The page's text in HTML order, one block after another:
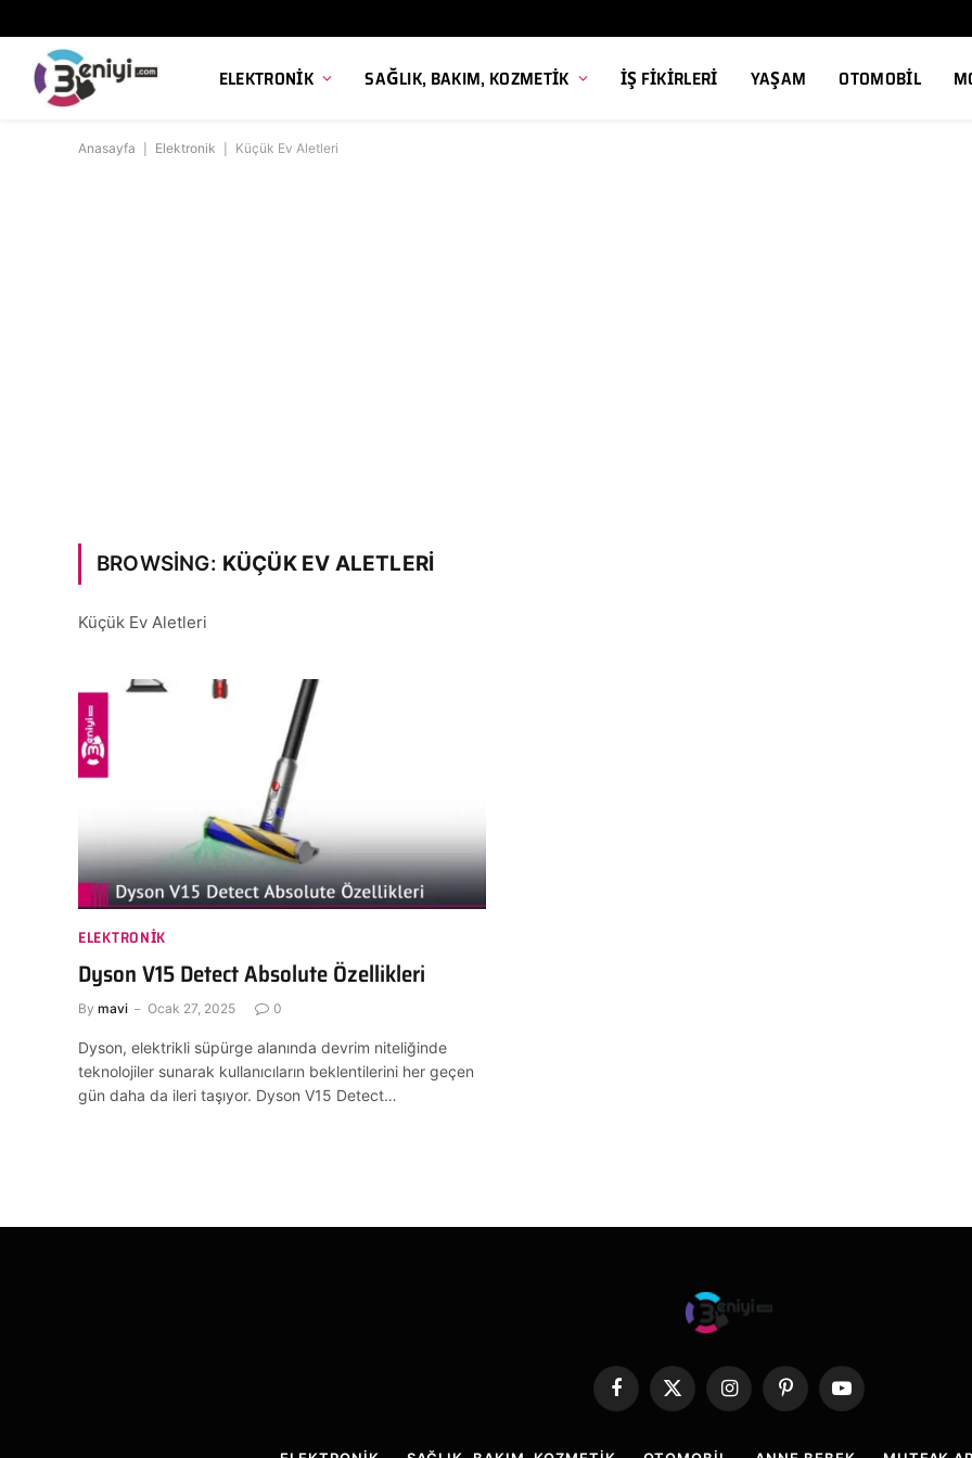
ELEKTRONIK SAĞLIK, BAKIM, KOZMETIK İŞ FIKIRLERI YAŞAM OTOMOBIL
Anasayfa Elektronik Küçük Ev Aletleri
BROWSING: KÜÇÜK EV ALETLERI
Küçük Ev Aletleri
ELEKTRONIK
Dyson V15 Detect Absolute Özellikleri
By mavi Ocak 27, 2025 0
Dyson, elektrikli süpürge alanında devrim niteliğinde
teknolojiler sunarak kullanıcıların beklentilerini her geçen
gün daha da ileri taşıyor. Dyson V15 Detect…
Facebook
X
(Twitter)
InstagramPinterestYouTube